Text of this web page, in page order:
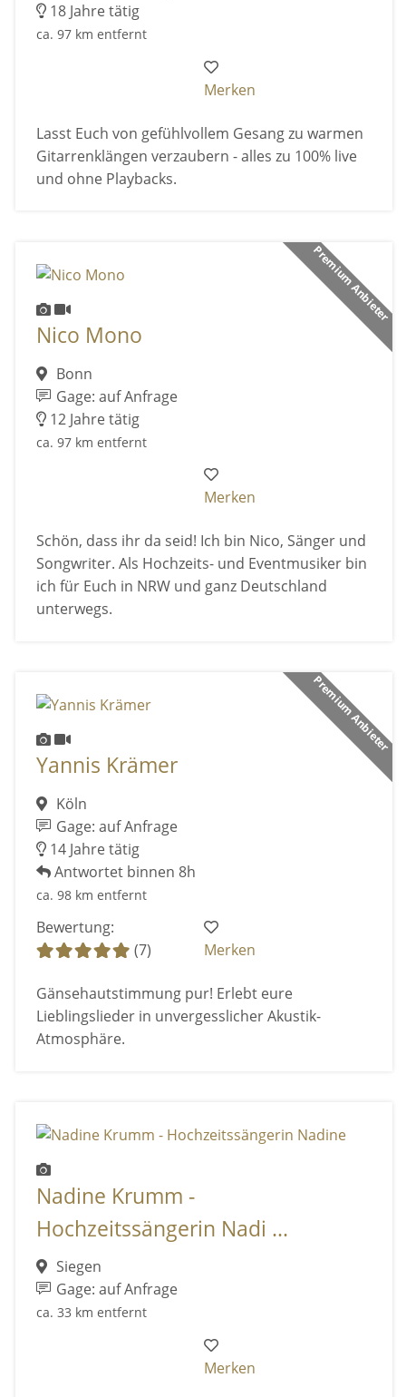
18 Jahre tätig
ca. 97 km entfernt
Merken
Lasst Euch von gefühlvollem Gesang zu warmen
Gitarrenklängen verzaubern - alles zu 100% live
und ohne Playbacks.
Premium Anbieter
Nico Mono
Bonn
Gage: auf Anfrage
12 Jahre tätig
ca. 97 km entfernt
Merken
Schön, dass ihr da seid! Ich bin Nico, Sänger und
Songwriter. Als Hochzeits- und Eventmusiker bin
ich für Euch in NRW und ganz Deutschland
unterwegs.
Premium Anbieter
Yannis Krämer
Köln
Gage: auf Anfrage
14 Jahre tätig
Antwortet binnen 8h
ca. 98 km entfernt
Bewertung:
(7)
Merken
Gänsehautstimmung pur! Erlebt eure
Lieblingslieder in unvergesslicher Akustik-
Atmosphäre.
Nadine Krumm -
Hochzeitssängerin Nadi ...
Siegen
Gage: auf Anfrage
ca. 33 km entfernt
Merken